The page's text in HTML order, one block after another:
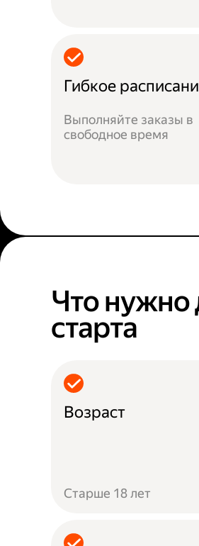
Гибкое
Выполняйте заказы в
свободное время
Что нужно
старта
Возраст
Старше 18 лет